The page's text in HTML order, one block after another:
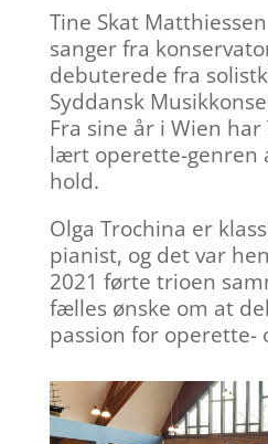
Tine Skat
sanger fra
debuterede fra
Syddansk
Fra sine år i Wien
lært operette-genren
hold.
Olga Trochina er
pianist, og det var
2021 førte trioen
fælles ønske om at
passion for operette-